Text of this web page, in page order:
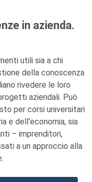
in azienda.
utili sia a chi
della conoscenza
rivedere le loro
aziendali. Può
per corsi universitari
e dell’economia, sia
– imprenditori,
a un approccio alla